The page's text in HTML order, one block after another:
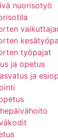
nuorisotyö
työpajat
ja opetus
ja